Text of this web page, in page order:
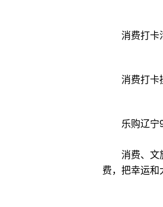
消费打卡活
消费打卡操
乐购辽宁99
消费、文旅
费，把幸运和